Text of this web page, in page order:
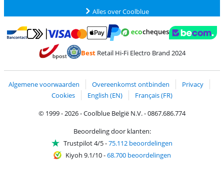
Alles over Coolblue
Betalen met Bancontact
Betalen met MasterCard en Visa via ClickToPay
BestRetail Hi-Fi Electro Brand 2024
Algemene voorwaarden Overeenkomst ontbinden
Privacy
Cookies
English (EN)
Français (FR)
© 1999 - 2026 - Coolblue België N.V. - 0867.686.774
Beoordeling door klanten:
Trustpilot 4/5-75.112 beoordelingen
Kiyoh 9.1/10-68.700 beoordelingen